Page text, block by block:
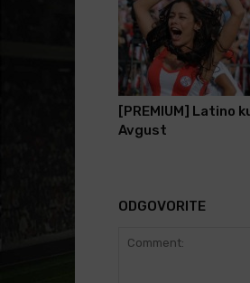
[PREMIUM] Latino
Avgust
ODGOVORITE